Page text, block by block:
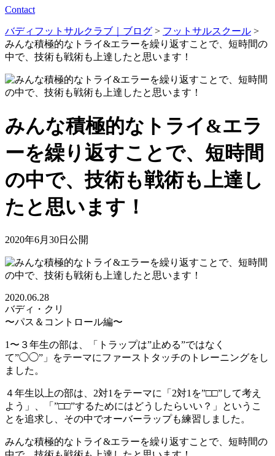
Contact
バディフットサルクラブ｜ブログ > フットサルスクール >
みんな積極的なトライ&エラーを繰り返すことで、短時間の
中で、技術も戦術も上達したと思います！
みんな積極的なトライ&エラ
ーを繰り返すことで、短時間
の中で、技術も戦術も上達し
たと思います！
2020年6月30日公開
2020.06.28
バディ・クリ
〜パス＆コントロール編〜
1〜３年生の部は、「トラップは”止める”ではなく
て”◯◯”」をテーマにファーストタッチのトレーニングをし
ました。
４年生以上の部は、2対1をテーマに「2対1を”□□”して考え
よう」、「”□□”するためにはどうしたらいい？」というこ
とを追求し、その中でオーバーラップも練習しました。
みんな積極的なトライ&エラーを繰り返すことで、短時間の